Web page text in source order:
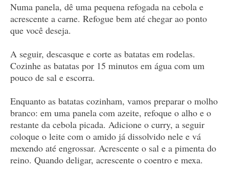
Numa panela, dê uma pequena refogada na cebola e
acrescente a carne. Refogue bem até chegar ao ponto
que você deseja.
A seguir, descasque e corte as batatas em rodelas.
Cozinhe as batatas por 15 minutos em água com um
pouco de sal e escorra.
Enquanto as batatas cozinham, vamos preparar o molho
branco: em uma panela com azeite, refoque o alho e o
restante da cebola picada. Adicione o curry, a seguir
coloque o leite com o amido já dissolvido nele e vá
mexendo até engrossar. Acrescente o sal e a pimenta do
reino. Quando deligar, acrescente o coentro e mexa.